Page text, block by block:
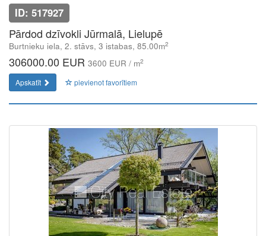
ID: 517927
Pārdod dzīvokli Jūrmalā, Lielupē
Burtnieku iela, 2. stāvs, 3 istabas, 85.00m2
306000.00 EUR 3600 EUR / m2
Apskatīt pievienot favorītiem